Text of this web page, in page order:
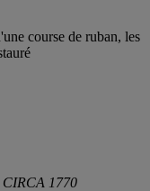
course de ruban, les
1770